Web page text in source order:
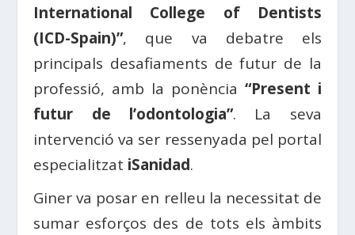
International College of Dentists
(ICD-Spain)”, que va debatre els
principals desafiaments de futur de la
professió, amb la ponència “Present i
futur de l’odontologia”. La seva
intervenció va ser ressenyada pel portal
especialitzat iSanidad.
Giner va posar en relleu la necessitat de
sumar esforços des de tots els àmbits